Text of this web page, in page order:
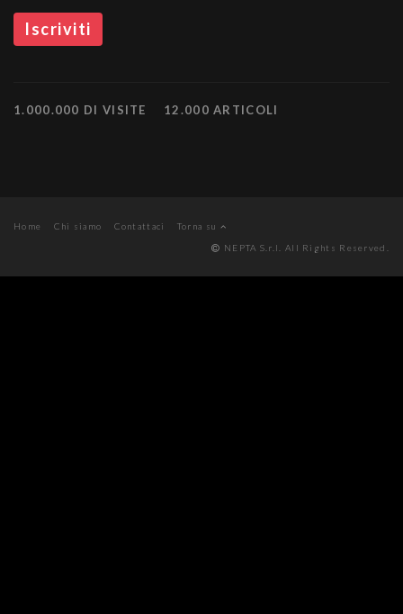
1.000.000 DI VISITE 12.000 ARTICOLI
Home Chi siamo Contattaci
Torna su
NEPTA S.r.l. All Rights Reserved.